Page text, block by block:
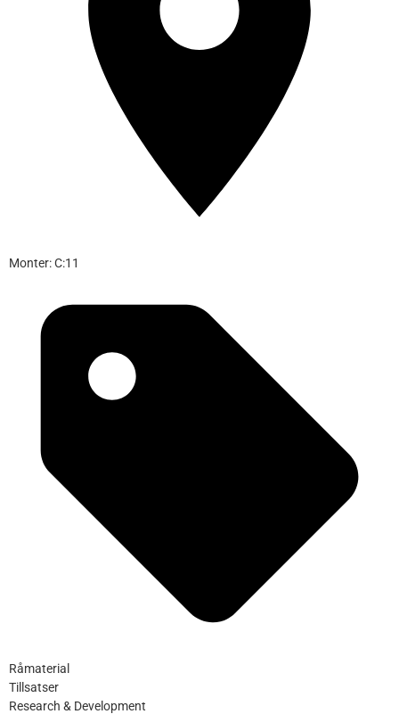
Monter: C:11
Råmaterial
Tillsatser
Research & Development